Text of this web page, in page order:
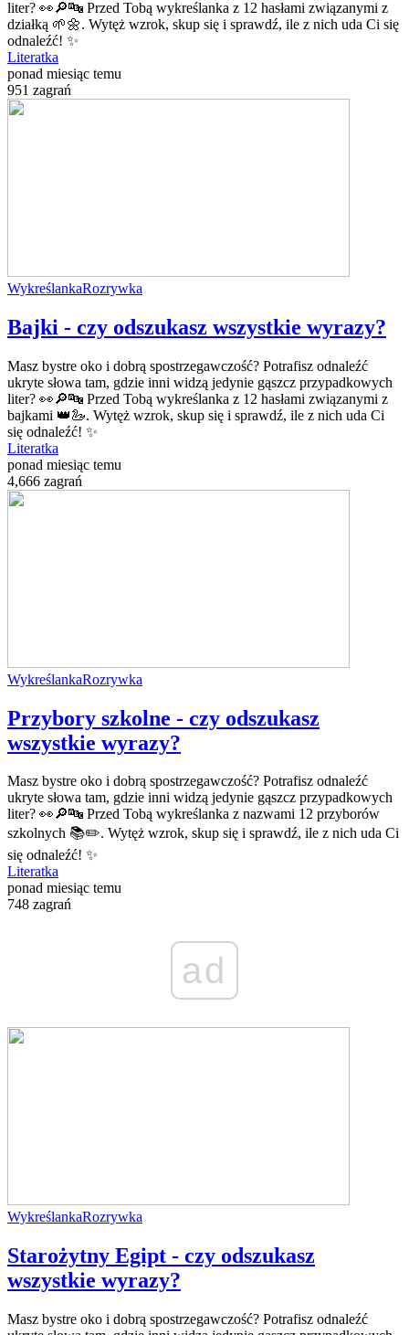
liter? 👀🔎🔤 Przed Tobą wykreślanka z 12 hasłami związanymi z
działką 🌱🌼. Wytęż wzrok, skup się i sprawdź, ile z nich uda Ci się
odnaleźć! ✨
Literatka
ponad miesiąc temu
951 zagrań
WykreślankaRozrywka
Bajki - czy odszukasz wszystkie wyrazy?
Masz bystre oko i dobrą spostrzegawczość? Potrafisz odnaleźć
ukryte słowa tam, gdzie inni widzą jedynie gąszcz przypadkowych
liter? 👀🔎🔤 Przed Tobą wykreślanka z 12 hasłami związanymi z
bajkami 👑🦢. Wytęż wzrok, skup się i sprawdź, ile z nich uda Ci
się odnaleźć! ✨
Literatka
ponad miesiąc temu
4,666 zagrań
WykreślankaRozrywka
Przybory szkolne - czy odszukasz
wszystkie wyrazy?
Masz bystre oko i dobrą spostrzegawczość? Potrafisz odnaleźć
ukryte słowa tam, gdzie inni widzą jedynie gąszcz przypadkowych
liter? 👀🔎🔤 Przed Tobą wykreślanka z nazwami 12 przyborów
szkolnych 📚✏️. Wytęż wzrok, skup się i sprawdź, ile z nich uda Ci
się odnaleźć! ✨
Literatka
ponad miesiąc temu
748 zagrań
ad
WykreślankaRozrywka
Starożytny Egipt - czy odszukasz
wszystkie wyrazy?
Masz bystre oko i dobrą spostrzegawczość? Potrafisz odnaleźć